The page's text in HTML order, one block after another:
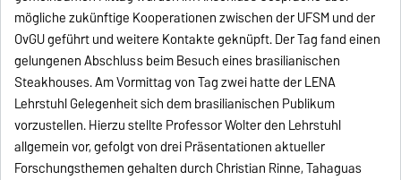
mögliche zukünftige Kooperationen zwischen der UFSM und der
OvGU geführt und weitere Kontakte geknüpft. Der Tag fand einen
gelungenen Abschluss beim Besuch eines brasilianischen
Steakhouses. Am Vormittag von Tag zwei hatte der LENA
Lehrstuhl Gelegenheit sich dem brasilianischen Publikum
vorzustellen. Hierzu stellte Professor Wolter den Lehrstuhl
allgemein vor, gefolgt von drei Präsentationen aktueller
Forschungsthemen gehalten durch Christian Rinne, Tahaguas